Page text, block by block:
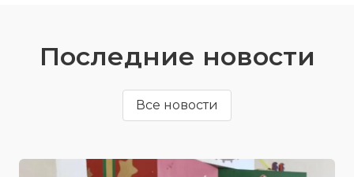
Последние новости
Все новости